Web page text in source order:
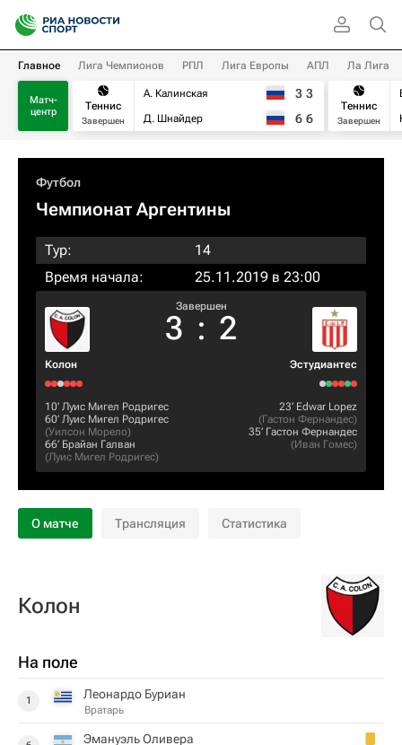
Главное Лига Чемпионов РПЛ Лига Европы АПЛ Ла Лига
Матч-
центр
Теннис
Завершен
А. Калинская
Д. Шнайдер
3 3
6 6
Теннис
Завершен
Футбол
Чемпионат Аргентины
Тур:
14
Время начала:
25.11.2019 в 23:00
Колон
Завершен
3 : 2
Эстудиантес
10‎’‎ Луис Мигел Родригес
60‎’‎ Луис Мигел Родригес
(Уилсон Морело)
66‎’‎ Брайан Галван
(Луис Мигел Родригес)
23‎’‎ Edwar Lopez
(Гастон Фернандес)
35‎’‎ Гастон Фернандес
(Иван Гомес)
О матче Трансляция Статистика
Колон
На поле
1 Леонардо Буриан
Вратарь
Эмануэль Оливера